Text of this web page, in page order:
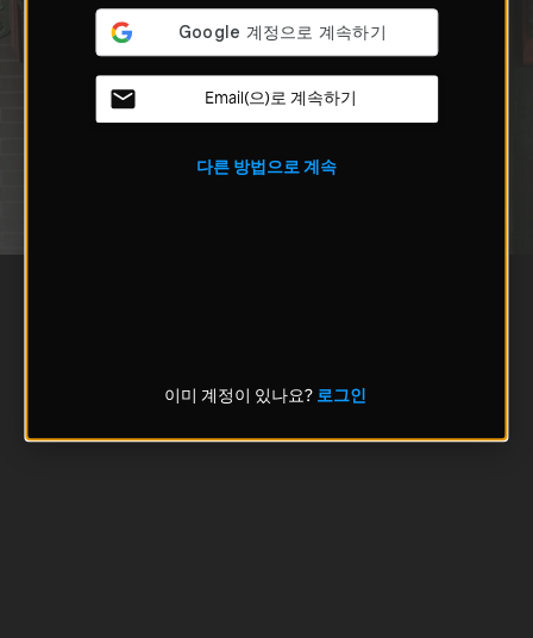
Email(으)로 계속하기
다른 방법으로 계속
이미 계정이 있나요? 로그인